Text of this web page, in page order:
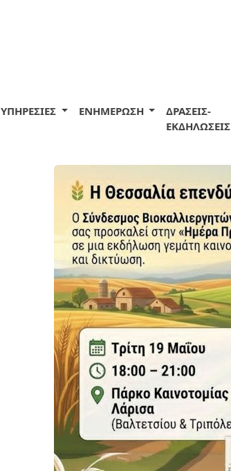
ΥΠΗΡΕΣΙΕΣ ΕΝΗΜΕΡΩΣΗ
ΔΡΑΣΕΙΣ-
ΕΚΔΗΛΩΣΕΙΣ